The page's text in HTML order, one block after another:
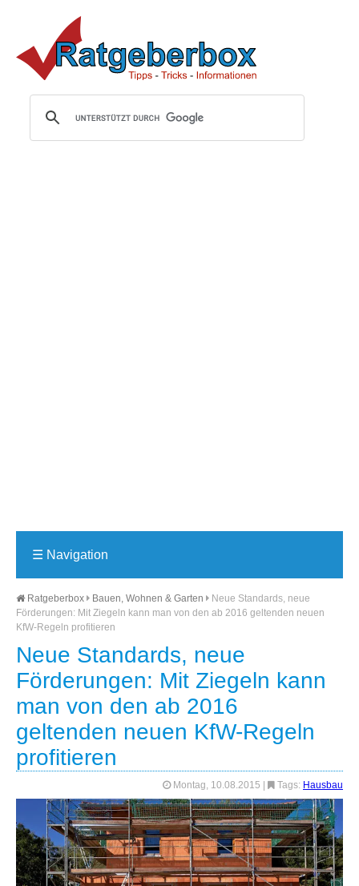
☰ Navigation
Ratgeberbox Bauen, Wohnen & Garten
Neue Standards, neue
Förderungen: Mit Ziegeln kann man von den ab 2016 geltenden neuen
KfW-Regeln profitieren
Neue Standards, neue
Förderungen: Mit Ziegeln kann
man von den ab 2016
geltenden neuen KfW-Regeln
profitieren
Montag, 10.08.2015 Tags: Hausbau